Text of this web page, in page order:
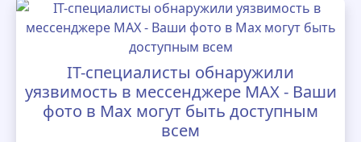
IT-специалисты обнаружили
уязвимость в мессенджере MAX - Ваши
фото в Max могут быть доступным
всем